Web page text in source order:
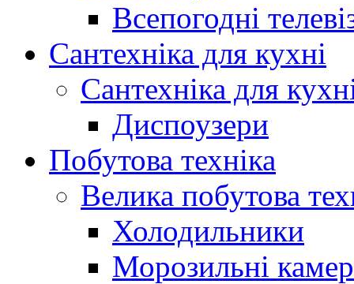
Всепогодні
Сантехніка для кухні
Сантехніка для
Диспоузери
Побутова техніка
Велика побутова
Холодильники
Морозильні